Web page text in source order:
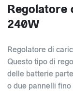
Regolatore
240W
Regolatore di
Questo tipo di
delle batterie
o due pannelli